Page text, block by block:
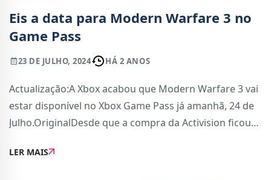
Eis a data para Modern Warfare 3 no
Game Pass
23 DE JULHO, 2024 HÁ 2 ANOS
Actualização:A Xbox acabou que Modern Warfare 3 vai
estar disponível no Xbox Game Pass já amanhã, 24 de
Julho.OriginalDesde que a compra da Activision ficou
aguardam com antecipação a chegada de Mode
LER MAIS